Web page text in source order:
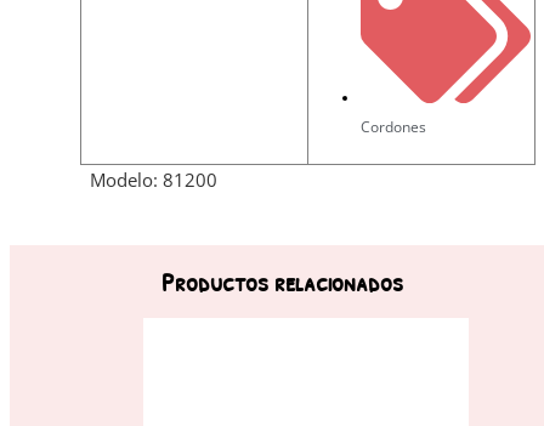
Cordones
Modelo: 81200
Productos relacionados